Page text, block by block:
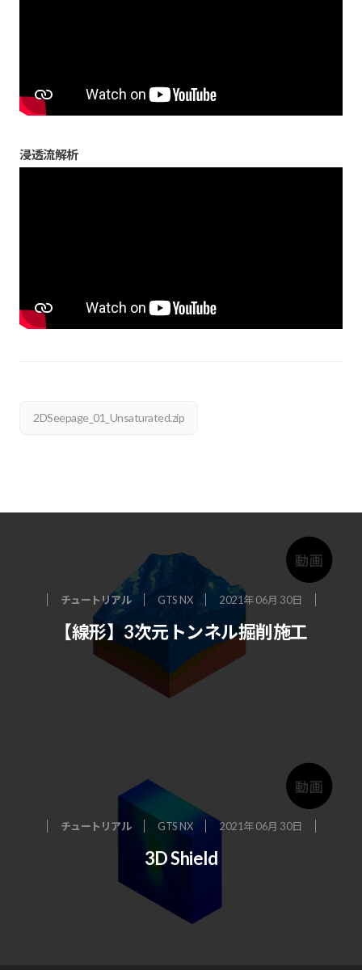
浸透流解析
2DSeepage_01_Unsaturated.zip
チュートリアル GTS NX 2021年 06月 30日
【線形】3次元トンネル掘削施工
チュートリアル GTS NX 2021年 06月 30日
3D Shield